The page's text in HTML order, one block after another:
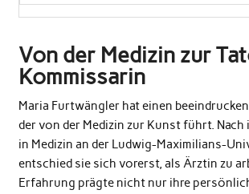
Von der Medizin zur
Kommissarin
Maria Furtwängler hat einen
der von der Medizin zur Kunst führt. Nach
in Medizin an der Ludwig-Maximilians-
entschied sie sich vorerst, als Ärztin zu
Erfahrung prägte nicht nur ihre